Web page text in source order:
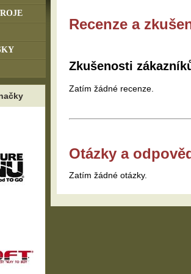
Recenze a
Zkušenosti
Zatím žádné recenze.
Otázky a
Zatím žádné otázky.